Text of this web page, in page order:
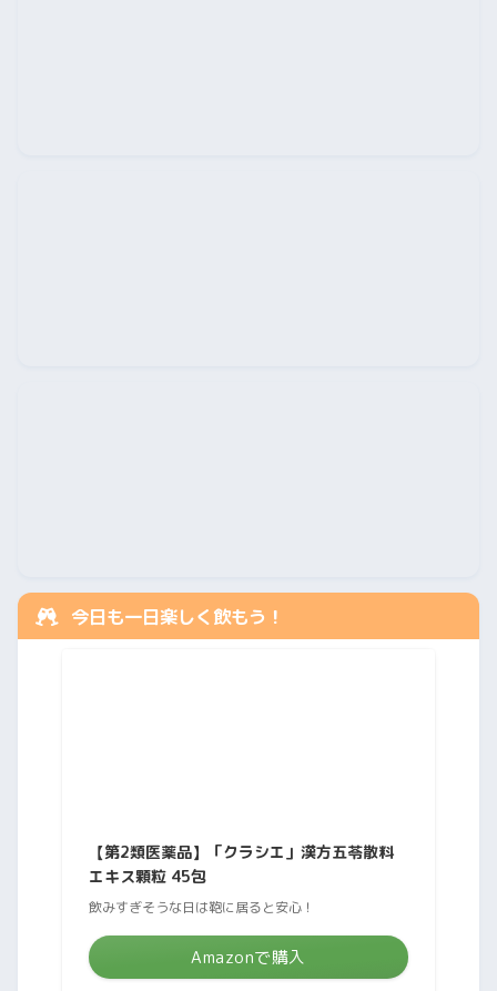
今日も一日楽しく飲もう！
【第2類医薬品】「クラシエ」漢方五苓散料
エキス顆粒 45包
飲みすぎそうな日は鞄に居ると安心！
Amazonで購入